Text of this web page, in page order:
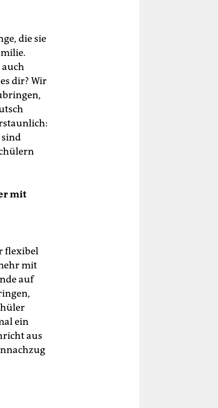
die sie
dir? Wir
sind
mit
flexibel
mit
auf
ein
aus